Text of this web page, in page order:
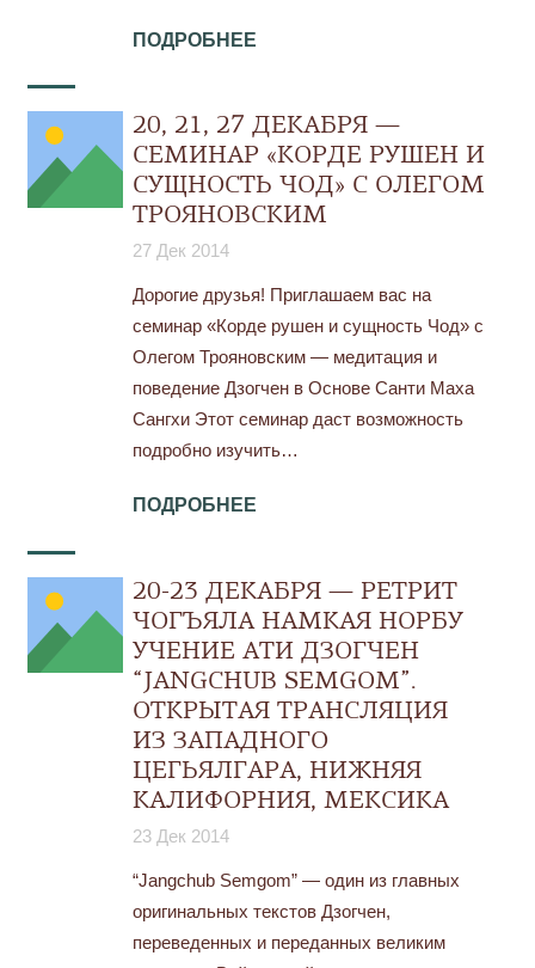
ПОДРОБНЕЕ
20, 21, 27 ДЕКАБРЯ —
СЕМИНАР «КОРДЕ РУШЕН И
СУЩНОСТЬ ЧОД» С ОЛЕГОМ
ТРОЯНОВСКИМ
27 Дек 2014
Дорогие друзья! Приглашаем вас на
семинар «Корде рушен и сущность Чод» с
Олегом Трояновским — медитация и
поведение Дзогчен в Основе Санти Маха
Сангхи Этот семинар даст возможность
подробно изучить…
ПОДРОБНЕЕ
20-23 ДЕКАБРЯ — РЕТРИТ
ЧОГЪЯЛА НАМКАЯ НОРБУ
УЧЕНИЕ АТИ ДЗОГЧЕН
“JANGCHUB SEMGOM”.
ОТКРЫТАЯ ТРАНСЛЯЦИЯ
ИЗ ЗАПАДНОГО
ЦЕГЬЯЛГАРА, НИЖНЯЯ
КАЛИФОРНИЯ, МЕКСИКА
23 Дек 2014
“Jangchub Semgom” — один из главных
оригинальных текстов Дзогчен,
переведенных и переданных великим